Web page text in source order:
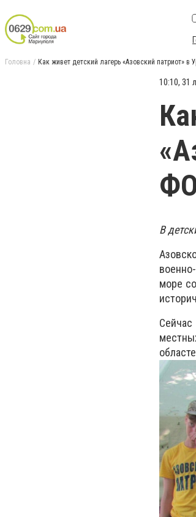
Головна Как живет детский лагерь «Азовский патриот»
10:10, 31
В
море